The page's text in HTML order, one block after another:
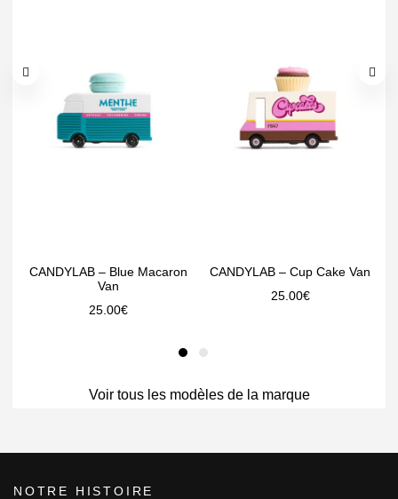
CANDYLAB – Blue Macaron
Van
25.00€
CANDYLAB – Cup Cake Van
25.00€
Voir tous les modèles de la marque
NOTRE HISTOIRE